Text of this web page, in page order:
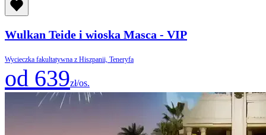
Wulkan Teide i wioska Masca - VIP
Wycieczka fakultatywna z Hiszpanii, Teneryfa
od 639zł/os.